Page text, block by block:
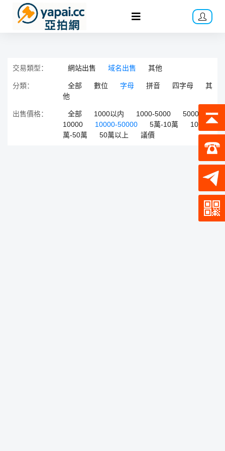
交易類型： 網站出售 域名出售 其他
分類： 全部 數位 字母 拼音 四字母
其
他
出售價格： 全部 1000以内 1000-5000
5000-
10000
10000-50000 5萬-10萬
10
萬-50萬
50萬以上 議價